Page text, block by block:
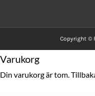
Copyright ©
Varukorg
Din varukorg är tom.